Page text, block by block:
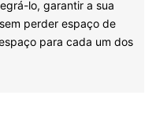
lo, garantir a sua
perder espaço de
para cada um dos